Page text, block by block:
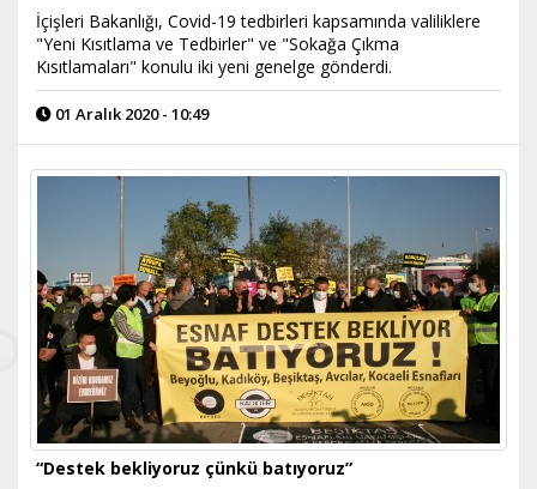
İçişleri Bakanlığı, Covid-19 tedbirleri kapsamında valiliklere
"Yeni Kısıtlama ve Tedbirler" ve "Sokağa Çıkma
Kısıtlamaları" konulu iki yeni genelge gönderdi.
01 Aralık 2020 - 10:49
“Destek bekliyoruz çünkü batıyoruz”